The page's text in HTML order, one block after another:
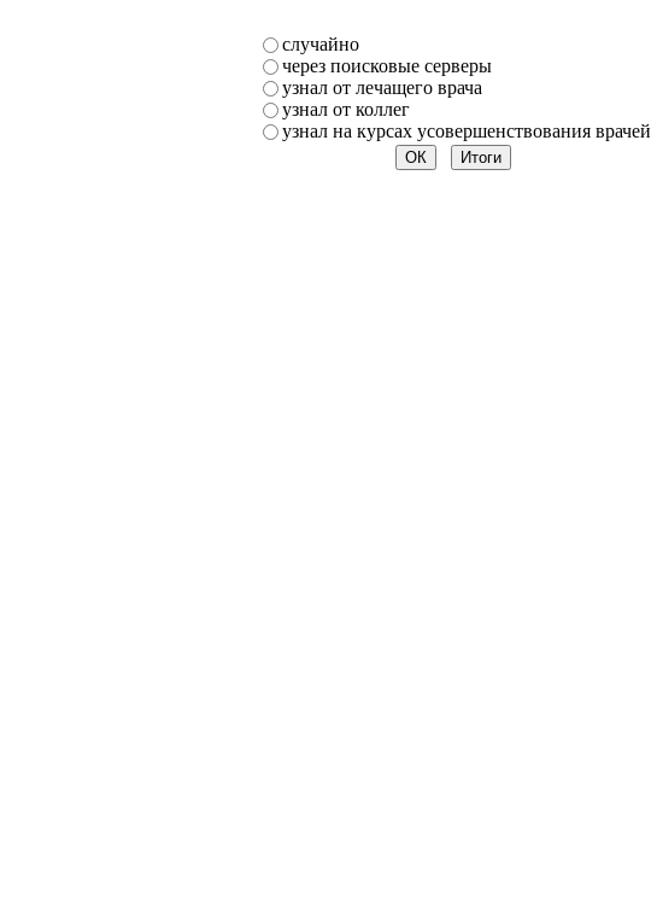
случайно
через поисковые серверы
узнал от лечащего врача
узнал от коллег
узнал на курсах усовершенствования врачей